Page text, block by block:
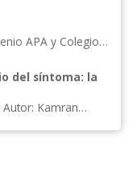
APA y Colegio
del síntoma: la